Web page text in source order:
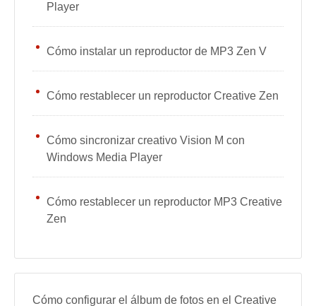
Player
Cómo instalar un reproductor de MP3 Zen V
Cómo restablecer un reproductor Creative Zen
Cómo sincronizar creativo Vision M con
Windows Media Player
Cómo restablecer un reproductor MP3 Creative
Zen
Cómo configurar el álbum de fotos en el Creative